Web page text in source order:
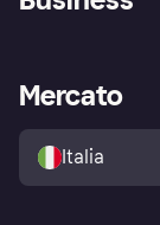
Esplora i negozi
Politica di
dell'acquirente
Accesso aziende
Mercato
Italia